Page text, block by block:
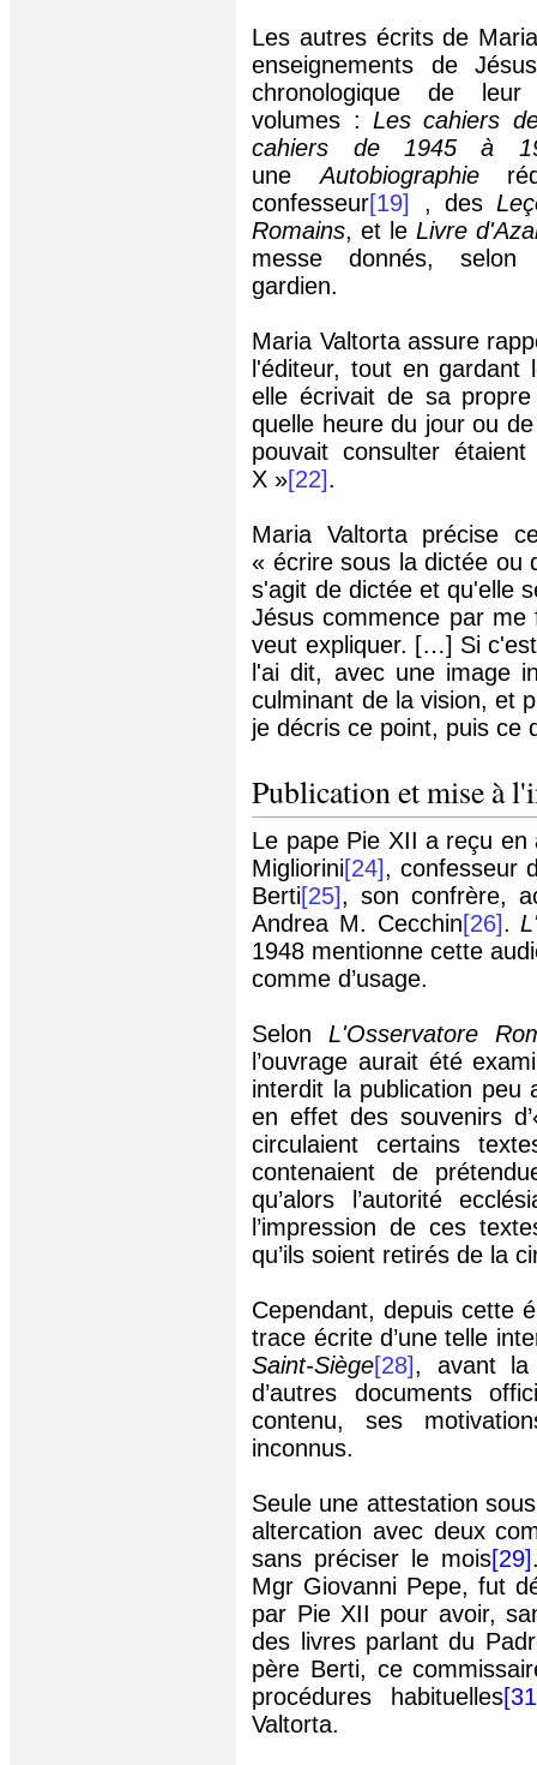
Les autres écrits de
enseignements deJésus
chronologique de
volumes : Les cahiers
cahiers de 1945 à
uneAutobiographie
confesseur[19] , des
Romains, et leLivre
messe donnés,
gardien.
Maria Valtorta assure
l'éditeur, tout en
elle écrivait de sa
quelle heure du jour ou
pouvait consulter
X »[22].
Maria Valtorta précise
« écrire sous la dictée ou
s'agit de dictée et qu'elle
Jésus commence par
veut expliquer. […] Si
l'ai dit, avec une image
culminant de la vision, et
je décris ce point, puis ce
Publication et mise à
Le pape Pie XII a reçu en
Migliorini[24], confesseur
Berti[25],son confrère,
Andrea M. Cecchin[26].
1948 mentionne cette
comme d’usage.
SelonL'Osservatore
l’ouvrage aurait été
interdit la publication peu
en effet des souvenirs
circulaient certains
contenaient de
qu’alors l’autorité
l’impression de ces
qu’ils soient retirés de la
Cependant, depuis cette
trace écrite d’une telle
Saint-Siège[28], avant la
d’autres documents
contenu, ses
inconnus.
Seule une attestation
altercation avec deux
sans préciser le mois[29]
Mgr Giovanni Pepe, fut
par Pie XII pour avoir,
des livres parlant du
père Berti, ce
procédures habituelles
Valtorta.